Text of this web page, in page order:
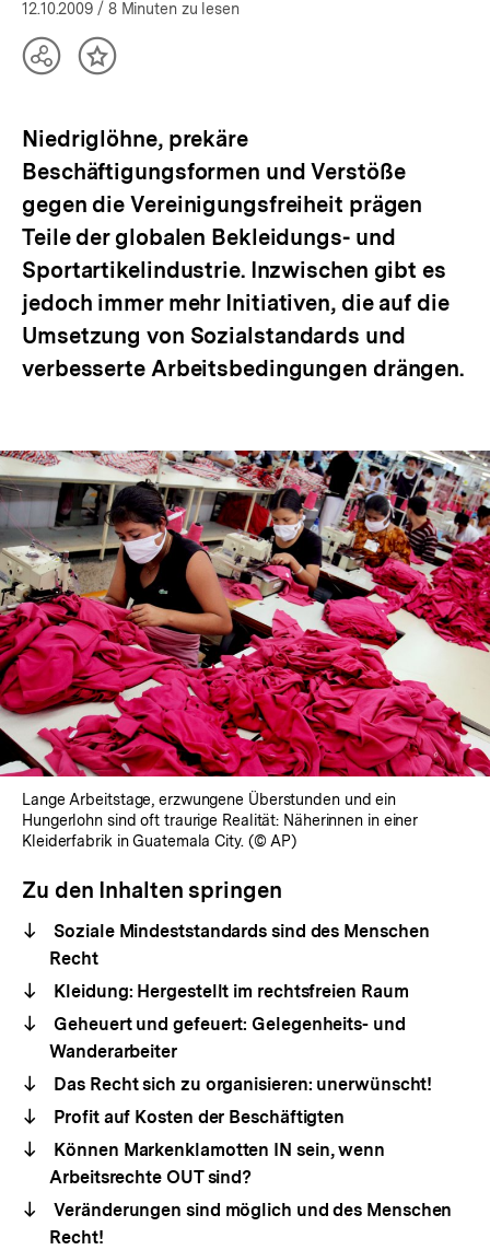
öffnen
12.10.2009 / 8 Minuten zu lesen
TeilenInhalt
Niedriglöhne, prekäre
Beschäftigungsformen und Verstöße
gegen die Vereinigungsfreiheit prägen
Teile der globalen Bekleidungs- und
Sportartikelindustrie. Inzwischen gibt es
jedoch immer mehr Initiativen, die auf die
Umsetzung von Sozialstandards und
verbesserte Arbeitsbedingungen drängen.
Lange Arbeitstage, erzwungene Überstunden und ein
Hungerlohn sind oft traurige Realität: Näherinnen in einer
Kleiderfabrik in Guatemala City. (© AP)
Zu den Inhalten springen
Soziale Mindeststandards sind des Menschen
Recht
Kleidung: Hergestellt im rechtsfreien Raum
Geheuert und gefeuert: Gelegenheits- und
Wanderarbeiter
Das Recht sich zu organisieren: unerwünscht!
Profit auf Kosten der Beschäftigten
Können Markenklamotten IN sein, wenn
Arbeitsrechte OUT sind?
Veränderungen sind möglich und des Menschen
Recht!